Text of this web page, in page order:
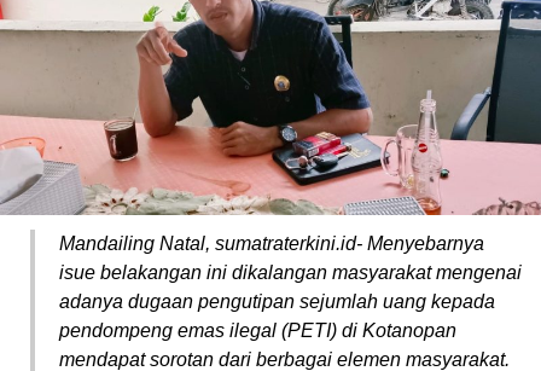
Mandailing Natal, sumatraterkini.id⁠- Menyebarnya
isue belakangan ini dikalangan masyarakat mengenai
adanya dugaan pengutipan sejumlah uang kepada
pendompeng emas ilegal (PETI) di Kotanopan
mendapat sorotan dari berbagai elemen masyarakat.